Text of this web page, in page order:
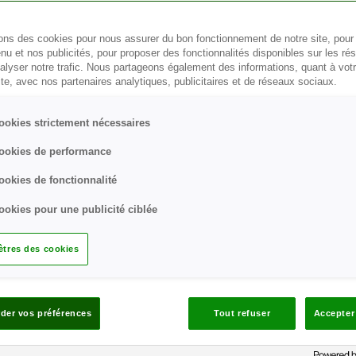
direct sur la glycémie. Certains aliments augmentent la
tient pour grande partie à la connaissance des aliments
également suivre une alimentation équilibrée, adaptée à
Les trois principaux nutriments présents dans la nourriture
(graisses).
l’amidon, les sucres (rapides ou lents) et les fibres
fruits, les légumes, les produits laitiers et les sucres (rapides
des cookies pour nous assurer du bon fonctionnement de notre site,
et nos publicités, pour proposer des fonctionnalités disponibles sur les
notre trafic. Nous partageons également des informations, quant à
avec nos partenaires analytiques, publicitaires et de réseaux sociaux.
strictement nécessaires
de performance
de fonctionnalité
pour une publicité ciblée
des cookies
vos préférences Tout refuser